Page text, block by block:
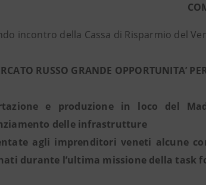
incontro della Cassa di Risparmio del
RUSSO GRANDE OPPORTUNITA’
e produzione in loco del
delle infrastrutture
agli imprenditori veneti alcune
durante l’ultima missione della task